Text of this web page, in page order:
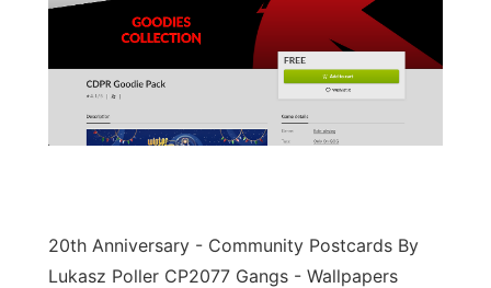
20th Anniversary - Community Postcards By
Lukasz Poller CP2077 Gangs - Wallpapers